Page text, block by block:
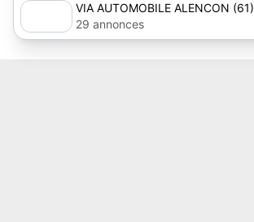
VIA AUTOMOBILE ALENCON (61)
29 annonces